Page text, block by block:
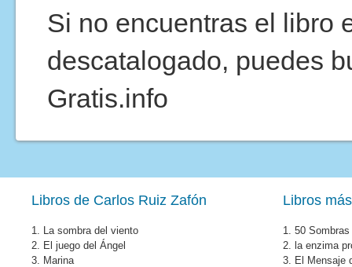
Si no encuentras el libro
descatalogado, puedes
Gratis.info
Libros de Carlos Ruiz Zafón
1. La sombra del viento
2. El juego del Ángel
3. Marina
Libros
1. 50
2. la enzima
3. El Mensaje